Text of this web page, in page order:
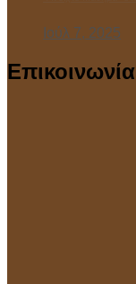
Ιούλ 7, 2025
Επικοινωνία